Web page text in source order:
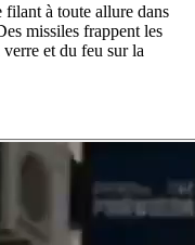
filant à toute allure dans
missiles frappent les
et du feu sur la